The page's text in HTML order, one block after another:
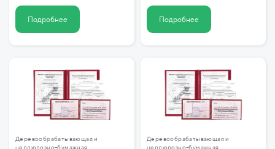
Подробнее Подробнее
Деревообрабатывающая и
целлюлозно-бумажная
Деревообрабатывающая и
целлюлозно-бумажная